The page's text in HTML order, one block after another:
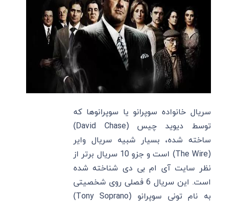
سریال خانواده سوپرانو یا سوپرانوها که
توسط دیوید چیس (David Chase)
ساخته شده، بسیار شبیه سریال وایر
(The Wire) است و جزو 10 سریال برتر از
نظر سایت آی ام بی دی شناخته شده
است. این سریال 6 فصلی روی شخصیتی
به نام تونی سوپرانو (Tony Soprano)